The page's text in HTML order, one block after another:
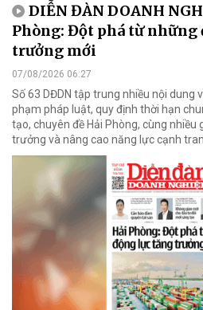
DIỄN ĐÀN DOANH
Phòng: Đột phá từ những
trưởng mới
07/08/2026 06:27
Số 63 DĐDN tập trung nhiều nội dung
phạm pháp luật, quy định thời hạn
tạo, chuyên đề Hải Phòng, cùng nhiều
trưởng và nâng cao năng lực cạnh